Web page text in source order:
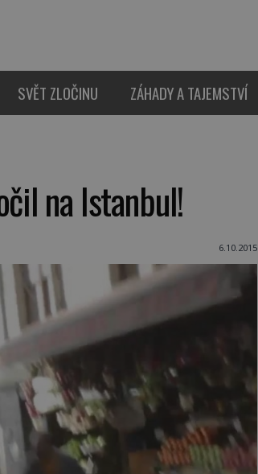
SVĚT ZLOČINU ZÁHADY A TAJEMSTVÍ
na Istanbul!
6.10.2015